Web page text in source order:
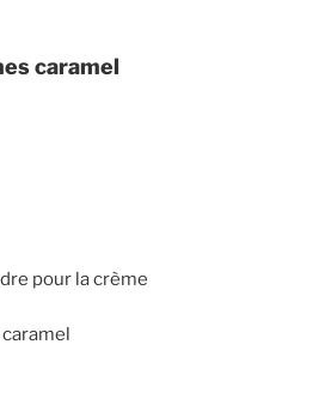
caramel
pour la crème